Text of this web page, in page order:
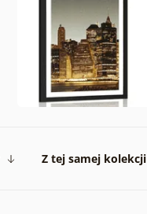
Z tej samej kolekcji